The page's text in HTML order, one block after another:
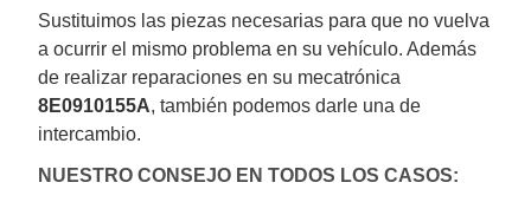
Sustituimos las piezas necesarias para que no vuelva
a ocurrir el mismo problema en su vehículo. Además
de realizar reparaciones en su mecatrónica
8E0910155A, también podemos darle una de
intercambio.
NUESTRO CONSEJO EN TODOS LOS CASOS: